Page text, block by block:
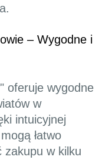
– Wygodne i
oferuje wygodne
w
intuicyjnej
łatwo
zakupu w kilku